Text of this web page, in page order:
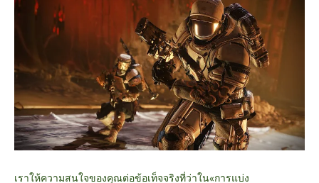
เราให้ความสนใจของคุณต่อข้อเท็จจริงที่ว่าใน«การแบ่ง